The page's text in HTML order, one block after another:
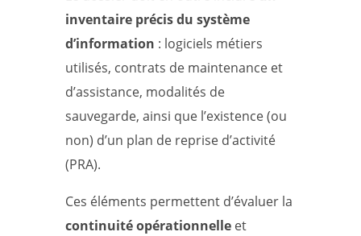
inventaire précis du système
d’information : logiciels métiers
utilisés, contrats de maintenance et
d’assistance, modalités de
sauvegarde, ainsi que l’existence (ou
non) d’un plan de reprise d’activité
(PRA).
Ces éléments permettent d’évaluer la
continuité opérationnelleet